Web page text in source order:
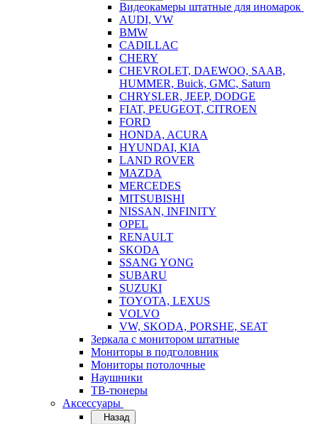
Видеокамеры штатные для иномарок
AUDI, VW
BMW
CADILLAC
CHERY
CHEVROLET, DAEWOO, SAAB,
HUMMER, Buick, GMC, Saturn
CHRYSLER, JEEP, DODGE
FIAT, PEUGEOT, CITROEN
FORD
HONDA, ACURA
HYUNDAI, KIA
LAND ROVER
MAZDA
MERCEDES
MITSUBISHI
NISSAN, INFINITY
OPEL
RENAULT
SKODA
SSANG YONG
SUBARU
SUZUKI
TOYOTA, LEXUS
VOLVO
VW, SKODA, PORSHE, SEAT
Зеркала с монитором штатные
Мониторы в подголовник
Мониторы потолочные
Наушники
ТВ-тюнеры
Аксессуары
Назад